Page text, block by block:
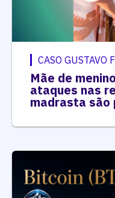
CASO GUSTAVO
Mãe de
ataques nas
madrasta são